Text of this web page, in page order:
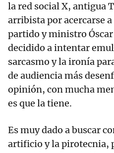
la red social X, antigua
arribista por acercarse
partido y ministro Óscar
decidido a intentar
sarcasmo y la ironía
de audiencia más
opinión, con mucha
es que la tiene.
Es muy dado a buscar
artificio y la pirotecnia,